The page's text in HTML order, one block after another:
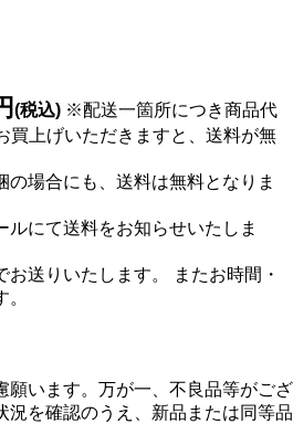
(税込) ※配送一箇所につき商品代
買上げいただきますと、送料が無
の場合にも、送料は無料となりま
にて送料をお知らせいたしま
送りいたします。 またお時間・
願います。万が一、不良品等がござ
況を確認のうえ、新品または同等品